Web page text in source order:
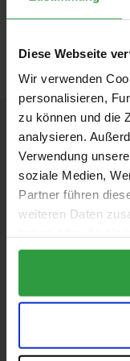
Diese Webseite
Wir verwenden
personalisieren,
zu können und die
analysieren.
Verwendung
soziale Medien,
Partner führen
weiteren Daten
gesammelt haben.
Messezentrum
Tel:+43 662 24 0437
Mail:bauen-
5020 Salzburg